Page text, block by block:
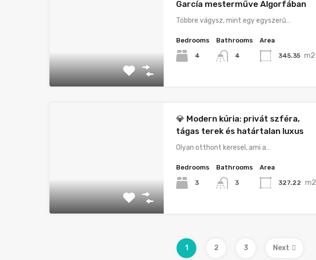
García mesterműve Algorfában
Többre vágysz, mint egy egyszerű…
Bedrooms
4
Bathrooms
4
Area
345.35 m2
💎 Modern kúria: privát szféra,
tágas terek és határtalan luxus
Olyan otthont keresel, ami a…
Bedrooms
3
Bathrooms
3
Area
327.22 m2
1 2 3 Next